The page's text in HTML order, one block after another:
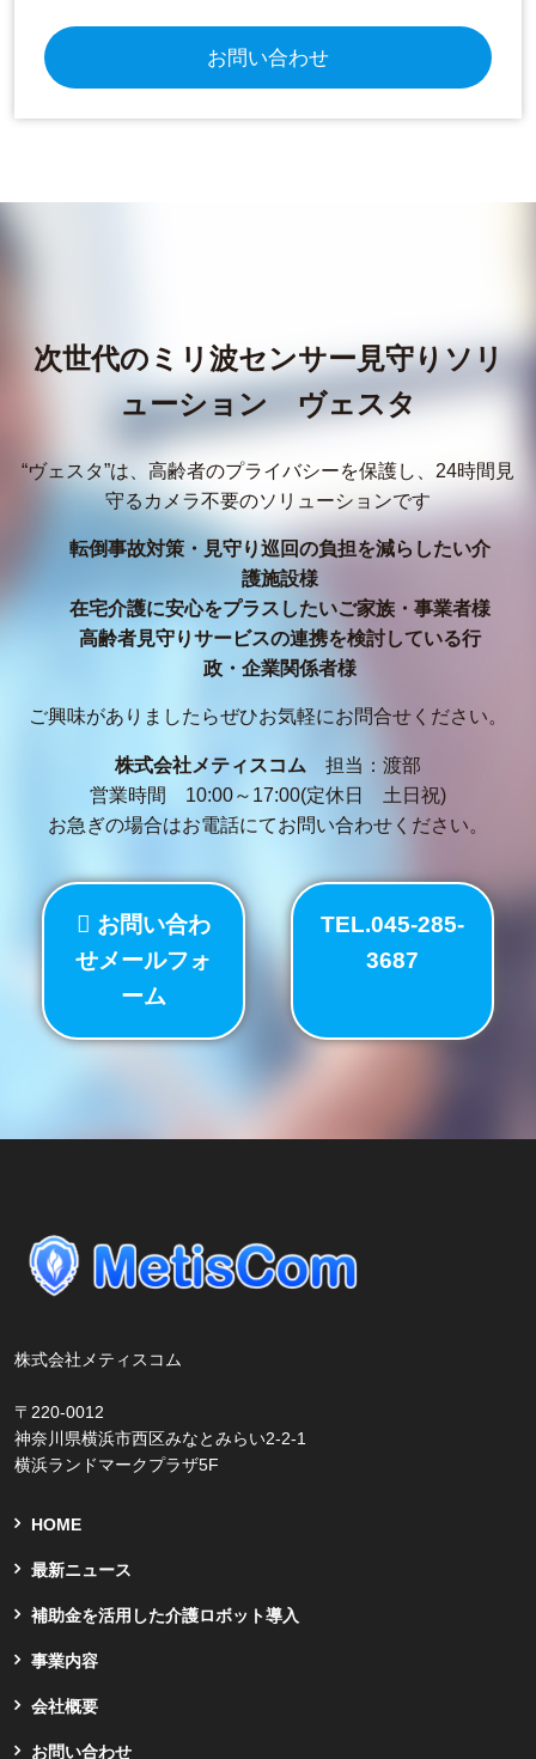
お問い合わせ
次世代のミリ波センサー見守りソリ
ューション ヴェスタ
“ヴェスタ”は、高齢者のプライバシーを保護し、24時間見
守るカメラ不要のソリューションです
転倒事故対策・見守り巡回の負担を減らしたい介
護施設様
在宅介護に安心をプラスしたいご家族・事業者様
高齢者見守りサービスの連携を検討している行
政・企業関係者様
ご興味がありましたらぜひお気軽にお問合せください。
株式会社メティスコム 担当：渡部
営業時間 10:00～17:00(定休日 土日祝)
お急ぎの場合はお電話にてお問い合わせください。
お問い合わ
せメールフォ
ーム
TEL.045-285-
3687
株式会社メティスコム
〒220-0012
神奈川県横浜市西区みなとみらい2-2-1
横浜ランドマークプラザ5F
HOME
最新ニュース
補助金を活用した介護ロボット導入
事業内容
会社概要
お問い合わせ